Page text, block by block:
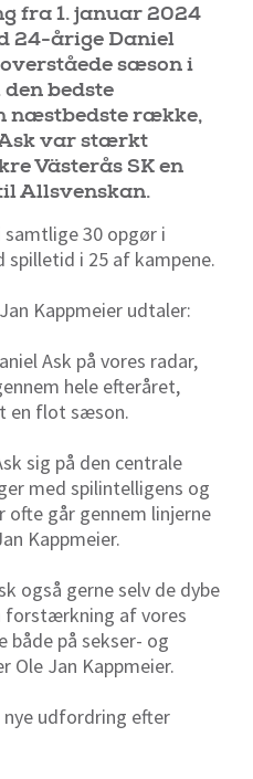
fra 1. januar 2024
24-årige Daniel
sæson i
bedste
næstbedste række,
var stærkt
Västerås SK en
Allsvenskan.
samtlige 30 opgør i
i 25 af kampene.
Kappmeier udtaler:
Ask på vores radar,
hele efteråret,
en flot sæson.
sig på den centrale
med spilintelligens og
ofte går gennem linjerne
Kappmeier.
også gerne selv de dybe
forstærkning af vores
både på sekser- og
Jan Kappmeier.
nye udfordring efter